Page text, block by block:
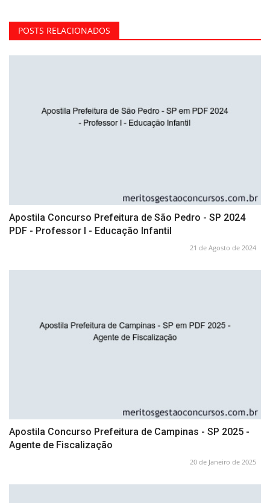
POSTS RELACIONADOS
Apostila Concurso Prefeitura de São Pedro - SP 2024
PDF - Professor I - Educação Infantil
21 de Agosto de 2024
Apostila Concurso Prefeitura de Campinas - SP 2025 -
Agente de Fiscalização
20 de Janeiro de 2025